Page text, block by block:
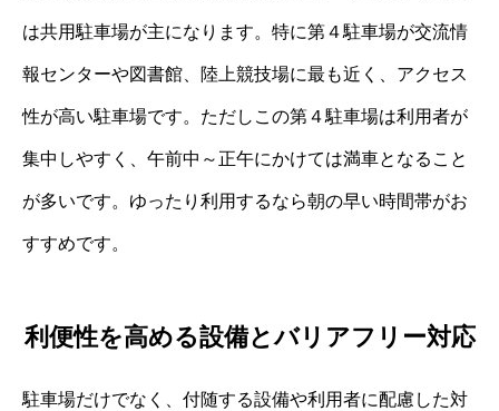
は共用駐車場が主になります。特に第４駐車場が交流情
報センターや図書館、陸上競技場に最も近く、アクセス
性が高い駐車場です。ただしこの第４駐車場は利用者が
集中しやすく、午前中～正午にかけては満車となること
が多いです。ゆったり利用するなら朝の早い時間帯がお
すすめです。
利便性を高める設備とバリアフリー対応
駐車場だけでなく、付随する設備や利用者に配慮した対